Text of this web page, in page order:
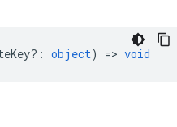
: object) => void